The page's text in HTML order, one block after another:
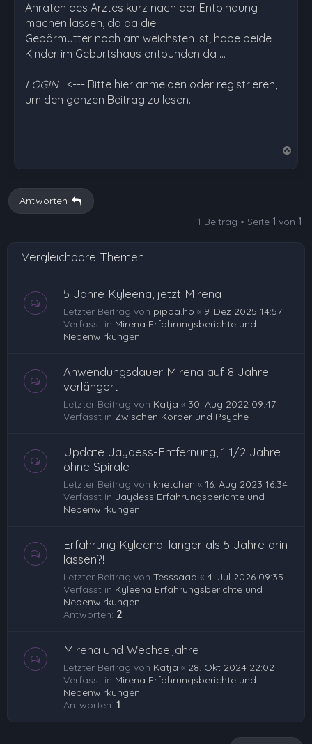
Anraten des Arztes kurz nach der Entbindung
machen lassen, da da die
Gebärmutter noch am weichsten ist; habe beide
Kinder im Geburtshaus entbunden da …
LOGIN <--- Bitte hier anmelden oder registrieren,
um den ganzen Beitrag zu lesen.
b
Antworten
1 Beitrag • Seite 1 von 1
Vergleichbare Themen
5 Jahre Kyleena, jetzt Mirena
Letzter Beitrag von pippa.hb « 9. Dez 2025 14:57
Verfasst in Mirena Erfahrungsberichte und
Nebenwirkungen
Anwendungsdauer Mirena auf 8 Jahre
verlängert
Letzter Beitrag von Katja « 30. Aug 2022 09:47
Verfasst in Zwischen Körper und Psyche
Update Jaydess-Entfernung, 1 1/2 Jahre
ohne Spirale
Letzter Beitrag von knetchen « 16. Aug 2023 16:34
Verfasst in Jaydess Erfahrungsberichte und
Nebenwirkungen
Erfahrung Kyleena: länger als 5 Jahre drin
lassen?!
Letzter Beitrag von Tesssaaa « 4. Jul 2026 09:35
Verfasst in Kyleena Erfahrungsberichte und
Nebenwirkungen
Antworten: 2
Mirena und Wechseljahre
Letzter Beitrag von Katja « 28. Okt 2024 22:02
Verfasst in Mirena Erfahrungsberichte und
Nebenwirkungen
Antworten: 1